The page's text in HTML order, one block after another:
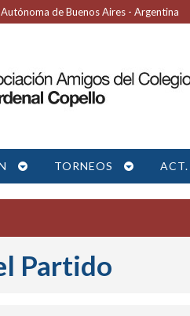
de Buenos Aires - Argentina
TORNEOS
Partido